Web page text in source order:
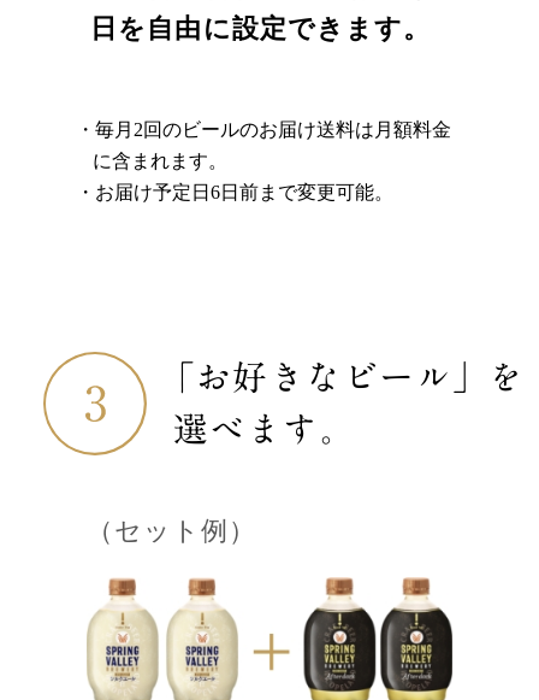
日を自由に設定できます。
毎月2回のビールのお届け送料は月額料金
に含まれます。
お届け予定日6日前まで変更可能。
「お好きなビール」を
選べます。
（セット例）